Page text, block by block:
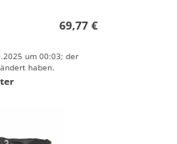
69,77 €
um 00:03; der
haben.